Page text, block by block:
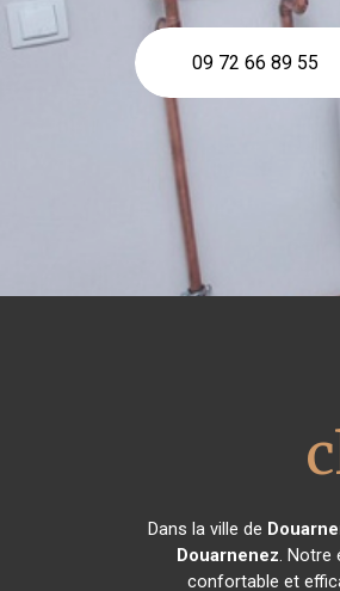
09 72 66 89 55
Dans la ville de
Douarnenez. Notre
confortable et